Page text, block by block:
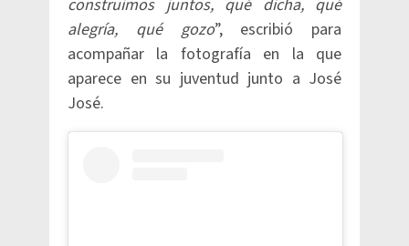
construimos juntos, qué dicha, qué
alegría, qué gozo”, escribió para
acompañar la fotografía en la que
aparece en su juventud junto a José
José.